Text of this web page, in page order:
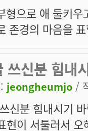
형으로 애 둘키
존경의 마음을
쓰신분 힘내
jeongheumjo /
신분 힘내시기
현이 서툴러서